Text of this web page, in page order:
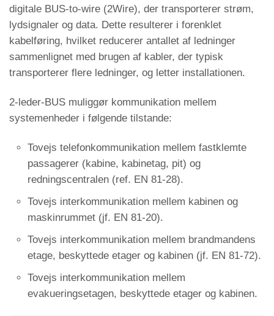
digitale BUS-to-wire (2Wire), der transporterer strøm,
lydsignaler og data. Dette resulterer i forenklet
kabelføring, hvilket reducerer antallet af ledninger
sammenlignet med brugen af kabler, der typisk
transporterer flere ledninger, og letter installationen.
2-leder-BUS muliggør kommunikation mellem
systemenheder i følgende tilstande:
Tovejs telefonkommunikation mellem fastklemte
passagerer (kabine, kabinetag, pit) og
redningscentralen (ref. EN 81-28).
Tovejs interkommunikation mellem kabinen og
maskinrummet (jf. EN 81-20).
Tovejs interkommunikation mellem brandmandens
etage, beskyttede etager og kabinen (jf. EN 81-72).
Tovejs interkommunikation mellem
evakueringsetagen, beskyttede etager og kabinen.